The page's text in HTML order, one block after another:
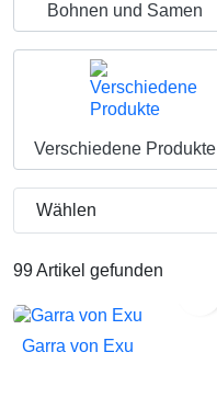
Bohnen und Samen
Verschiedene Produkte
99 Artikel gefunden
Wählen
Garra von Exu